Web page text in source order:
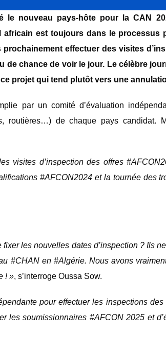
le nouveau pays-hôte pour la CAN
africain est toujours dans le processus
effectuer des visites
de chance de voir le jour. Le célèbre
projet qui tend plutôt vers une
par un comité d’évaluation
routières…) de chaque pays candidat.
visites d’inspection des offres
#AFCON2024 et la tournée des
les nouvelles dates d’inspection ? Ils
#CHAN en #Algérie. Nous avons
! », s’interroge Oussa Sow.
pour effectuer les inspections
les soumissionnaires #AFCON 2025 et